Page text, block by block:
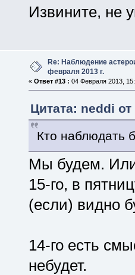
Извините, не
Re: Наблюдение
февраля 2013 г.
« Ответ #13 : 04 Февраля 2013,
Цитата: neddi
Кто наблюдать
Мы будем. Или
15-го, в
(если) видно
14-го есть
небудет.